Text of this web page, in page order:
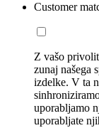
Customer
Z vašo
zunaj našega
izdelke. V ta
uporabljamo
uporabljate